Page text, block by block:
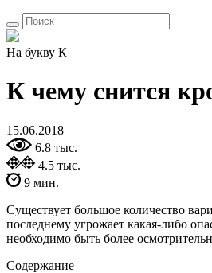
На букву К
К чему снится
15.06.2018
6.8 тыс.
4.5 тыс.
9 мин.
Существует большое количество
последнему угрожает какая-либо
необходимо быть более
Содержание